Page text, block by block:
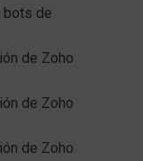
bots de
de Zoho
de Zoho
de Zoho